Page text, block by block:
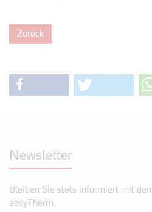
Zurück
Newsletter
Bleiben Sie stets informiert mit
easyTherm.